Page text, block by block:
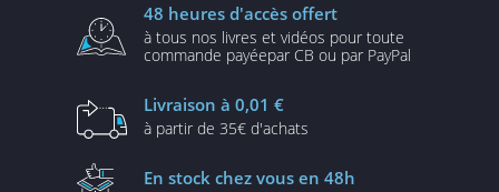
48 heures d'accès offert
à tous nos livres et vidéos pour toute
commande payéepar CB ou par PayPal
Livraison à 0,01 €
à partir de 35€ d'achats
En stock chez vous en 48h